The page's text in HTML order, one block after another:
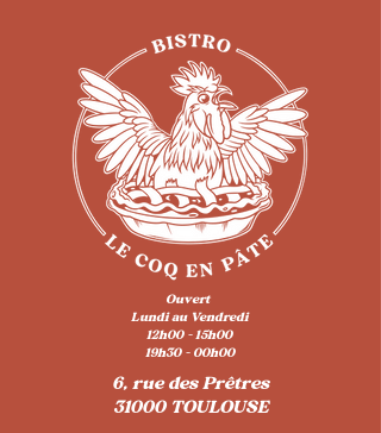
Ouvert
Lundi au Vendredi
12h00 - 15h00
19h30 - 00h00
6, rue des Prêtres
31000 TOULOUSE